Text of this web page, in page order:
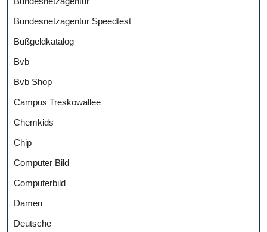
Bundesnetzagentur Speedtest
Bußgeldkatalog
Bvb
Bvb Shop
Campus Treskowallee
Chemkids
Chip
Computer Bild
Computerbild
Damen
Deutsche